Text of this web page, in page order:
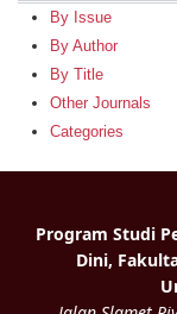
By Issue
By Author
By Title
Other Journals
Categories